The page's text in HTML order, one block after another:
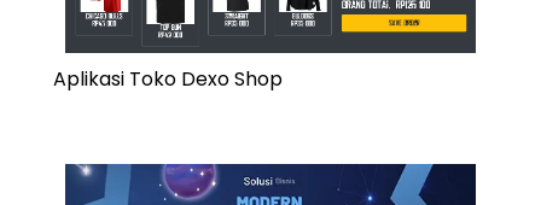
Aplikasi Toko Dexo Shop